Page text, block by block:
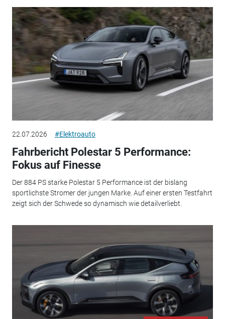
22.07.2026 #Elektroauto
Fahrbericht Polestar 5 Performance:
Fokus auf Finesse
Der 884 PS starke Polestar 5 Performance ist der bislang
sportlichste Stromer der jungen Marke. Auf einer ersten Testfahrt
zeigt sich der Schwede so dynamisch wie detailverliebt.